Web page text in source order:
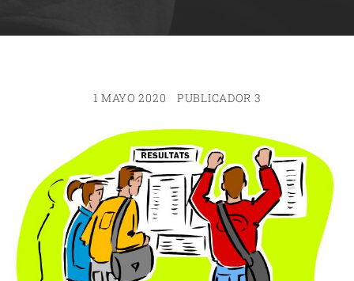
1 MAYO 2020 PUBLICADOR 3